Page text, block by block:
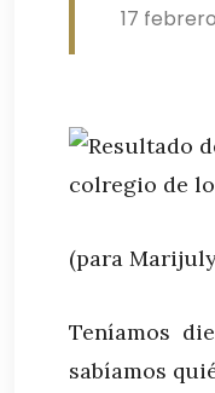
17
(para
Teníamos
sabíamos